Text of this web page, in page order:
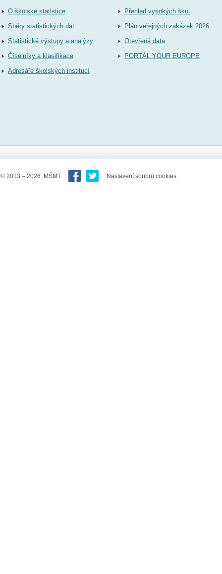
O školské statistice
Sběry statistických dat
Statistické výstupy a analýzy
Číselníky a klasifikace
Adresáře školských institucí
Přehled vysokých škol
Plán veřejných zakázek 2026
Otevřená data
PORTÁL YOUR EUROPE
© 2013 – 2026 MŠMT Nastavení soubrů cookies